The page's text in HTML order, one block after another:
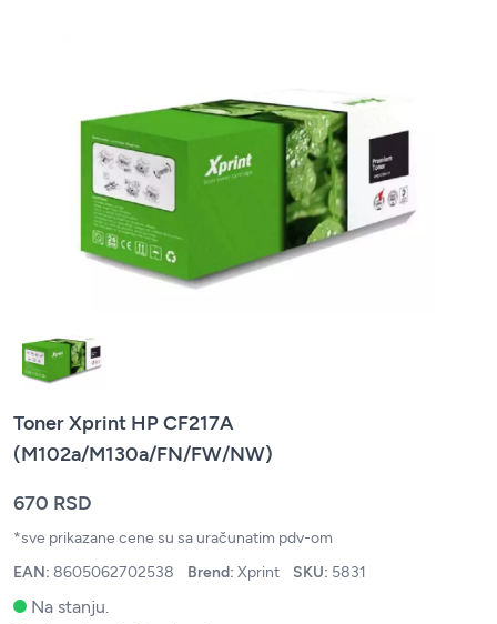
Toner Xprint HP CF217A
(M102a/M130a/FN/FW/NW)
670 RSD
*sve prikazane cene su sa uračunatim pdv-om
EAN: 8605062702538 Brend: Xprint SKU: 5831
Na stanju.